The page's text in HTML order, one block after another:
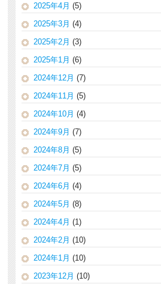
2025年4月 (5)
2025年3月 (4)
2025年2月 (3)
2025年1月 (6)
2024年12月 (7)
2024年11月 (5)
2024年10月 (4)
2024年9月 (7)
2024年8月 (5)
2024年7月 (5)
2024年6月 (4)
2024年5月 (8)
2024年4月 (1)
2024年2月 (10)
2024年1月 (10)
2023年12月 (10)